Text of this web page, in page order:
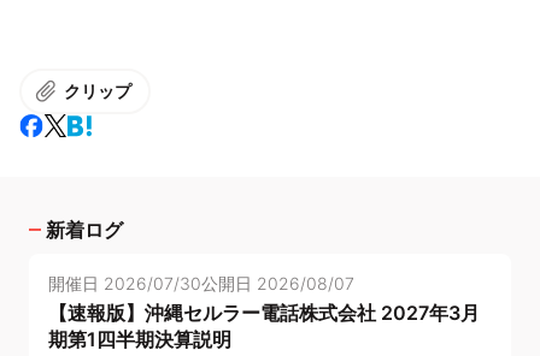
クリップ
新着ログ
開催日 2026/07/30公開日 2026/08/07
【速報版】沖縄セルラー電話株式会社 2027年3月
期第1四半期決算説明